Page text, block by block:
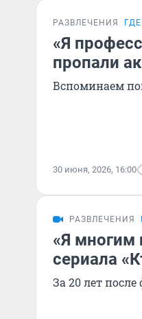
РАЗВЛЕЧЕНИЯ
«Я
пропали
Вспоминаем
30 июня, 2026, 16:00
РАЗВЛЕЧЕНИЯ
«Я многим
сериала
За 20 лет